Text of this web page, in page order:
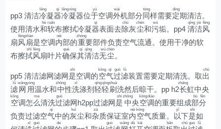
pp3 清洁冷
lěng
凝器
qì
冷
lěng
凝
níng
器位于
yú
空调外
wài
机部分同
tóng
样需要定
dìng
期清洁。
使用清水和
hé
软
ruǎn
布擦拭冷凝器
qì
表面去除
chú
灰尘
chén
和污
wū
垢。pp4清
qīng
洁
jié
风
fēng
扇风
fēng
扇
shàn
是空调内
nèi
部的重
zhòng
要部件负责空气流通。使用干净的软
布擦拭
shì
风
fēng
扇叶片确
què
保其
qí
清
qīng
洁无
wú
尘
chén
。
pp5 清洁滤网滤网是
shì
空调的空
kōng
气
qì
过
guò
滤
lǜ
装置需要定期清洗。取出
chū
滤
lǜ
网
wǎng
用
yòng
温水和中
zhōng
性洗
xǐ
涤剂轻
qīng
轻
qīng
刷
shuā
洗然后晾干。pp h2长
zhǎng
虹中央
空
kōng
调怎么
me
清洗过
guò
滤网h2pp过滤网是
shì
中
zhōng
央空
kōng
调
diào
的重要组成部
bù
分
fēn
负责过滤空气
qì
中的灰
huī
尘和杂
zá
质保证室内
nèi
空
kōng
气质量。 以
yǐ
下是
shì
如
xǐ guò de guò wǎng dǎ kāi bǎn chū guò lǜ